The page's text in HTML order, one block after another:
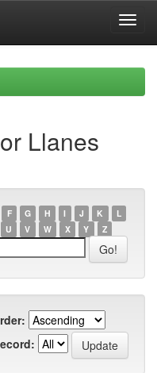
Llanes
F G H I J K
L
U V W X Y Z